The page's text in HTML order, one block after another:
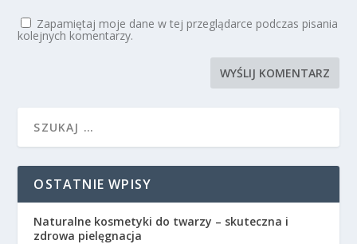
Zapamiętaj moje dane w tej przeglądarce podczas pisania
kolejnych komentarzy.
OSTATNIE WPISY
Naturalne kosmetyki do twarzy – skuteczna i
zdrowa pielęgnacja